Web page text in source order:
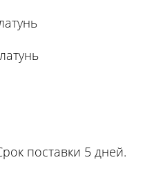
поставки 5 дней.